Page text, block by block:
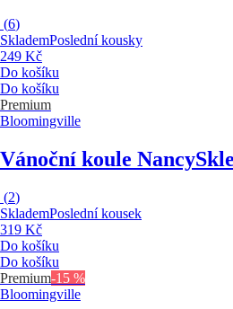
(6)
SklademPoslední kousky
249 Kč
Do košíku
Do košíku
Premium
Bloomingville
Vánoční koule Nancy
(2)
SklademPoslední kousek
319 Kč
Do košíku
Do košíku
Premium-15 %
Bloomingville